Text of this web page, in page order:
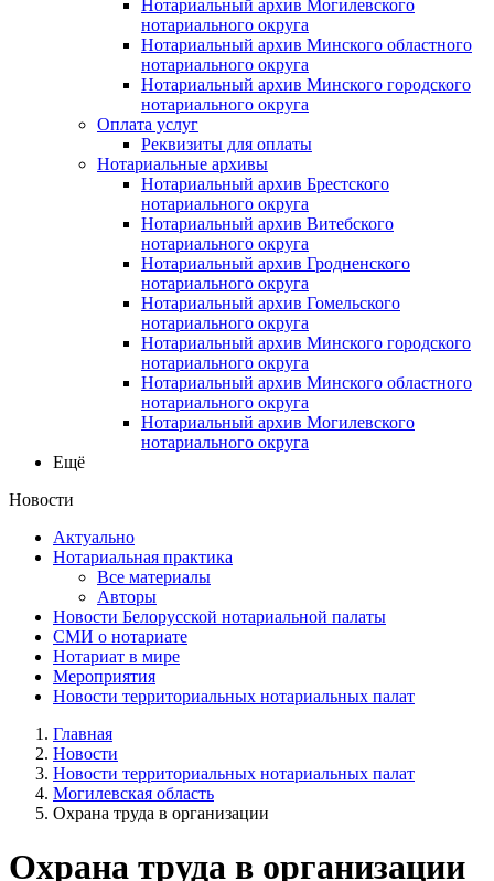
Нотариальный архив Могилевского
нотариального округа
Нотариальный архив Минского областного
нотариального округа
Нотариальный архив Минского городского
нотариального округа
Оплата услуг
Реквизиты для оплаты
Нотариальные архивы
Нотариальный архив Брестского
нотариального округа
Нотариальный архив Витебского
нотариального округа
Нотариальный архив Гродненского
нотариального округа
Нотариальный архив Гомельского
нотариального округа
Нотариальный архив Минского городского
нотариального округа
Нотариальный архив Минского областного
нотариального округа
Нотариальный архив Могилевского
нотариального округа
Ещё
Новости
Актуально
Нотариальная практика
Все материалы
Авторы
Новости Белорусской нотариальной палаты
СМИ о нотариате
Нотариат в мире
Мероприятия
Новости территориальных нотариальных палат
Главная
Новости
Новости территориальных нотариальных палат
Могилевская область
Охрана труда в организации
Охрана труда в организации